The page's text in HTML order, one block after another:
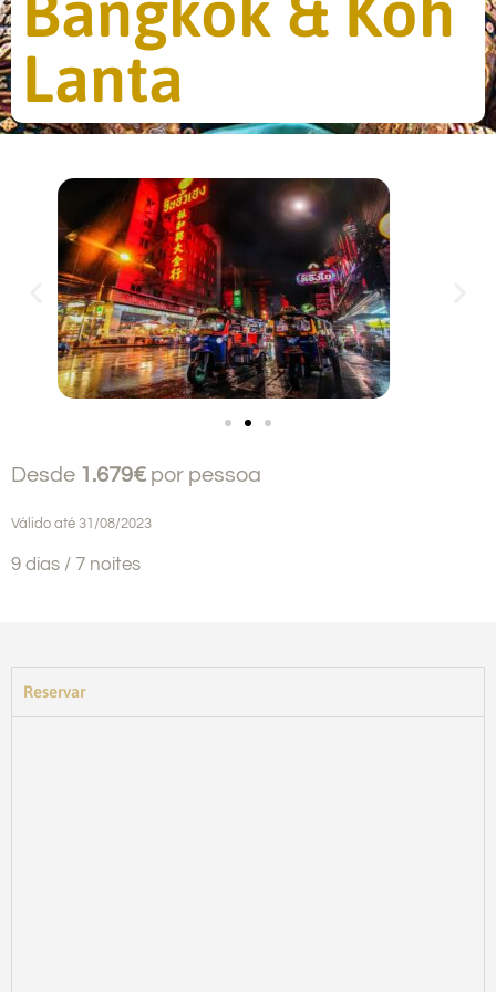
Lanta
Desde 1.679€ por pessoa
Válido até 31/08/2023
9 dias / 7 noites
Reservar